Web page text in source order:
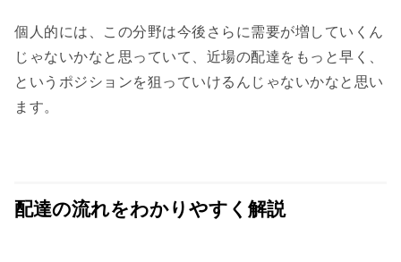
個人的には、この分野は今後さらに需要が増していくん
じゃないかなと思っていて、近場の配達をもっと早く、
というポジションを狙っていけるんじゃないかなと思い
ます。
配達の流れをわかりやすく解説